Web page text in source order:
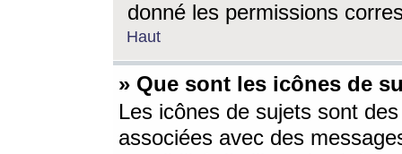
donné les permissions
Haut
» Que sont les icônes de
Les icônes de sujets sont
associées avec des